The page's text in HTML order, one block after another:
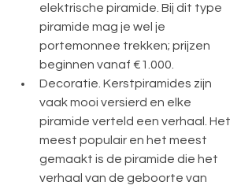
elektrische piramide. Bij dit type
piramide mag je wel je
portemonnee trekken; prijzen
beginnen vanaf €1.000.
Decoratie. Kerstpiramides zijn
vaak mooi versierd en elke
piramide verteld een verhaal. Het
meest populair en het meest
gemaakt is de piramide die het
verhaal van de geboorte van